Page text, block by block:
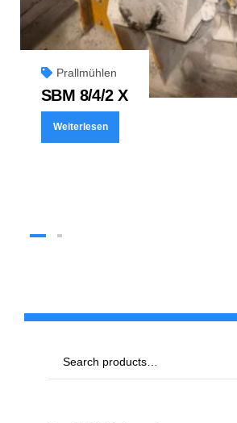
Prallmühlen
SBM 8/4/2 X
Weiterlesen